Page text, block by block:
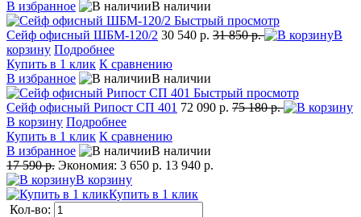
В избранное
В наличии
Быстрый просмотр
Сейф офисный ШБМ-120/2 30 540 р. 31 850 р.
В
корзину Подробнее
Купить в 1 клик К сравнению
В избранное
В наличии
Быстрый просмотр
Сейф офисный Рипост СП 401 72 090 р. 75 180 р.
В корзину Подробнее
Купить в 1 клик К сравнению
В избранное
В наличии
17 590 р. Экономия: 3 650 р. 13 940 р.
В корзину
Купить в 1 клик
Кол-во: